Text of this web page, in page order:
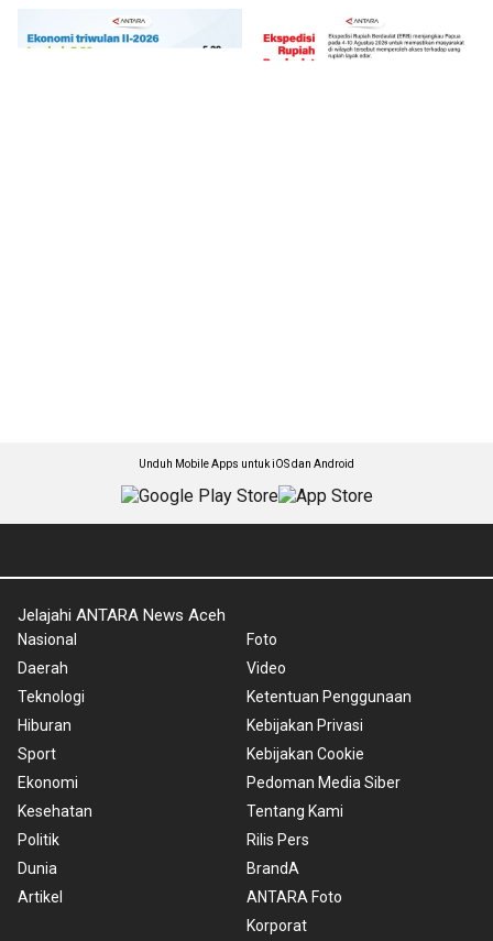
Unduh Mobile Apps untuk iOS dan Android
Jelajahi ANTARA News Aceh
Nasional
Daerah
Teknologi
Hiburan
Sport
Ekonomi
Kesehatan
Politik
Dunia
Artikel
Foto
Video
Ketentuan Penggunaan
Kebijakan Privasi
Kebijakan Cookie
Pedoman Media Siber
Tentang Kami
Rilis Pers
BrandA
ANTARA Foto
Korporat